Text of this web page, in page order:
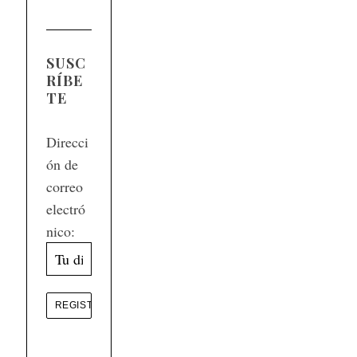
SUSC
RÍBE
TE
Direcci
ón de
correo
electró
nico: